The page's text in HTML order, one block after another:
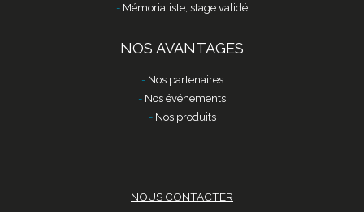
Mémorialiste, stage validé
NOS AVANTAGES
Nos partenaires
Nos événements
Nos produits
NOUS CONTACTER